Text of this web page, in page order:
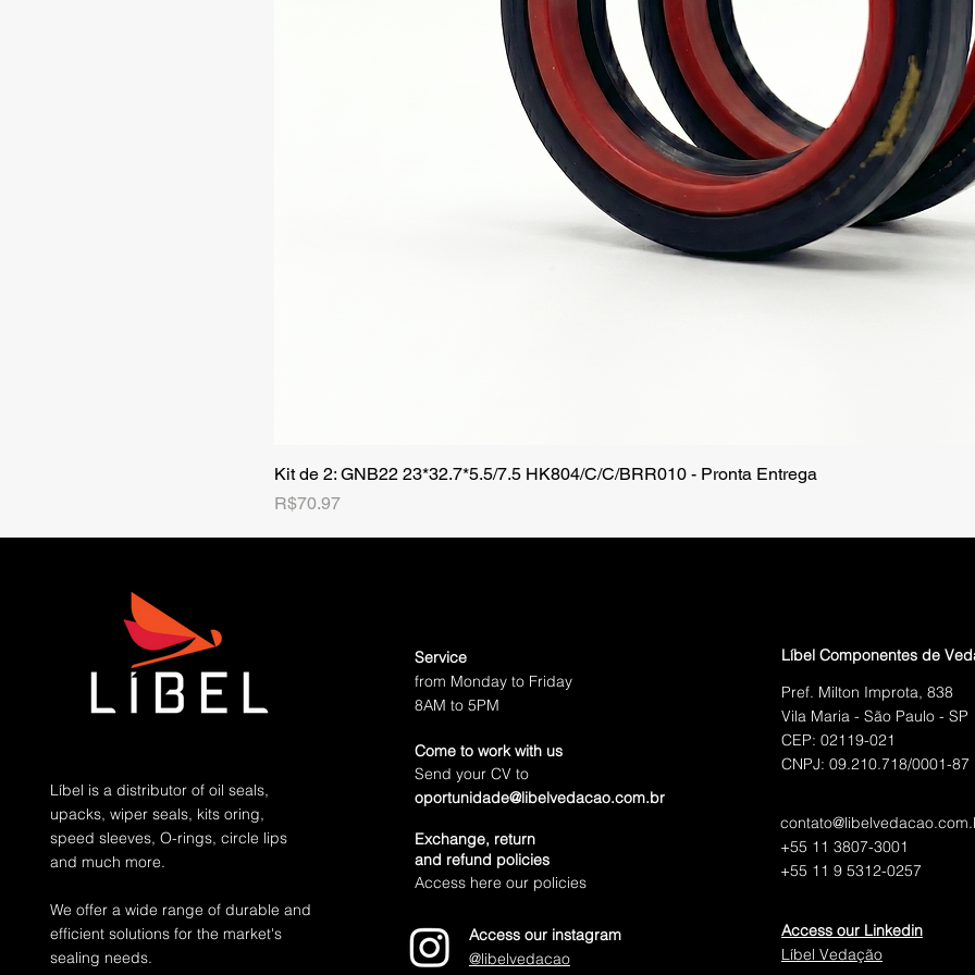
Quick View
Kit de 2: GNB22 23*32.7*5.5/7.5 HK804/C/C/BRR010 - Pronta Entrega
Price
R$70.97
Líbel is a distributor of oil seals,
upacks, wiper seals, kits oring,
speed sleeves, O-rings, circle lips
and much more.
We offer a wide range of durable and
efficient solutions for the market's
sealing needs.
Service
from Monday to Friday
8AM to 5PM
Come to work with us
Send your CV to
oportunidade@libelvedacao.com.br
Exchange, return
and refund policies
Access here our policies
Access our instagram
@libelvedacao
Líbel Componentes de
Pref. Milton Improta, 838
Vila Maria - São Paulo - SP
CEP: 02119-021
CNPJ: 09.210.718/0001-87
+55 11 3807-3001
+55 11 9 5312-0257
Access our Linkedin
Líbel Vedação